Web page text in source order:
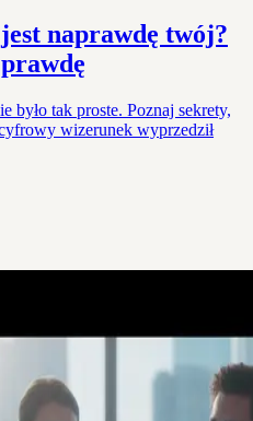
naprawdę twój?
było tak proste. Poznaj sekrety,
wizerunek wyprzedził